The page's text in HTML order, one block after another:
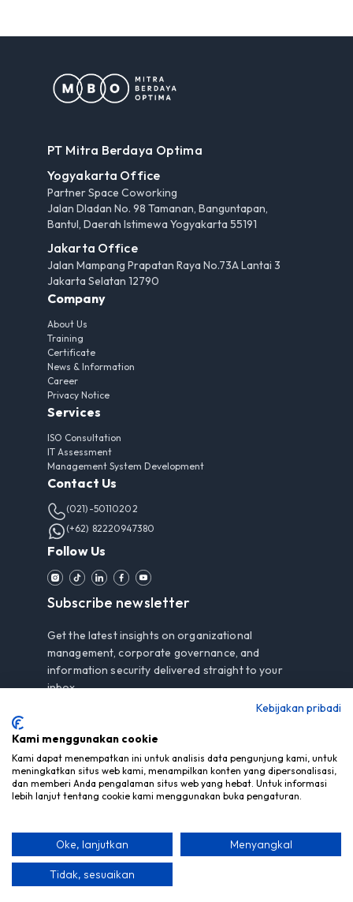
PT Mitra Berdaya Optima
Yogyakarta Office
Partner Space Coworking
Jalan Dladan No. 98 Tamanan, Banguntapan,
Bantul, Daerah Istimewa Yogyakarta 55191
Jakarta Office
Jalan Mampang Prapatan Raya No.73A Lantai 3
Jakarta Selatan 12790
Company
About Us
Training
Certificate
News & Information
Career
Privacy Notice
Services
ISO Consultation
IT Assessment
Management System Development
Contact Us
(021)-50110202
(+62) 82220947380
Follow Us
Subscribe newsletter
Get the latest insights on organizational
management, corporate governance, and
information security delivered straight to your
inbox.
Subscribe
By subscribing, you agree to ourPrivacy Notice.
© Copyright 2026 PT Mitra Berdaya Optima - All Rights
Reserved
Kebijakan pribadi
Kami menggunakan cookie
Kami dapat menempatkan ini untuk analisis data pengunjung kami, untuk
meningkatkan situs web kami, menampilkan konten yang dipersonalisasi,
dan memberi Anda pengalaman situs web yang hebat. Untuk informasi
lebih lanjut tentang cookie kami menggunakan buka pengaturan.
Oke, lanjutkan Menyangkal
Tidak, sesuaikan